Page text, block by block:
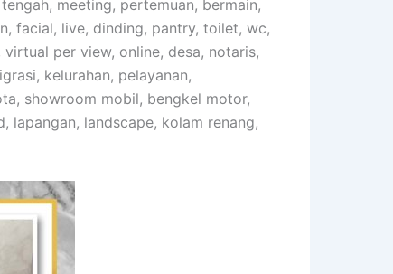
meeting, pertemuan, bermain,
facial, live, dinding, pantry, toilet, wc,
per view, online, desa, notaris,
kelurahan, pelayanan,
showroom mobil, bengkel motor,
lapangan, landscape, kolam renang,